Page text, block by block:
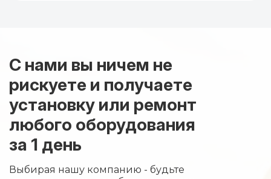
С нами вы ничем не
рискуете и получаете
установку или ремонт
любого оборудования
за 1 день
Выбирая нашу компанию - будьте